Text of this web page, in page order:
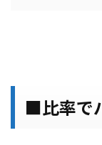
■比率で